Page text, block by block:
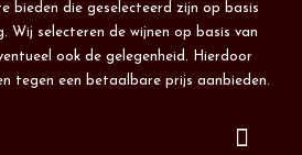
bieden die geselecteerd zijn op basis
Wij selecteren de wijnen op basis van
ook de gelegenheid. Hierdoor
tegen een betaalbare prijs aanbieden.